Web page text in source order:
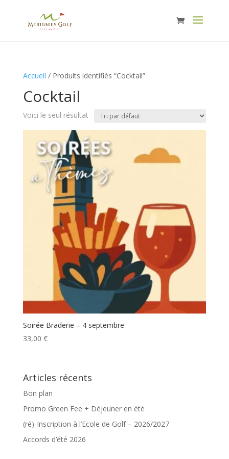
Accueil / Produits identifiés “Cocktail”
Cocktail
Voici le seul résultat
Soirée Braderie – 4 septembre
33,00 €
Articles récents
Bon plan
Promo Green Fee + Déjeuner en été
(ré)-Inscription à l’Ecole de Golf – 2026/2027
Accords d’été 2026